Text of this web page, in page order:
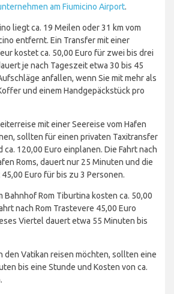
am Fiumicino Airport.
liegt ca. 19 Meilen oder 31 km vom
entfernt. Ein Transfer mit einer
kostet ca. 50,00 Euro für zwei bis drei
je nach Tageszeit etwa 30 bis 45
anfallen, wenn Sie mit mehr als
und einem Handgepäckstück pro
mit einer Seereise vom Hafen
sollten für einen privaten Taxitransfer
120,00 Euro einplanen. Die Fahrt nach
Roms, dauert nur 25 Minuten und die
Euro für bis zu 3 Personen.
Bahnhof Rom Tiburtina kosten ca. 50,00
nach Rom Trastevere 45,00 Euro
Viertel dauert etwa 55 Minuten bis
den Vatikan reisen möchten, sollten eine
bis eine Stunde und Kosten von ca.